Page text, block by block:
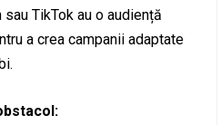
TikTok au o audiență
a crea campanii adaptate